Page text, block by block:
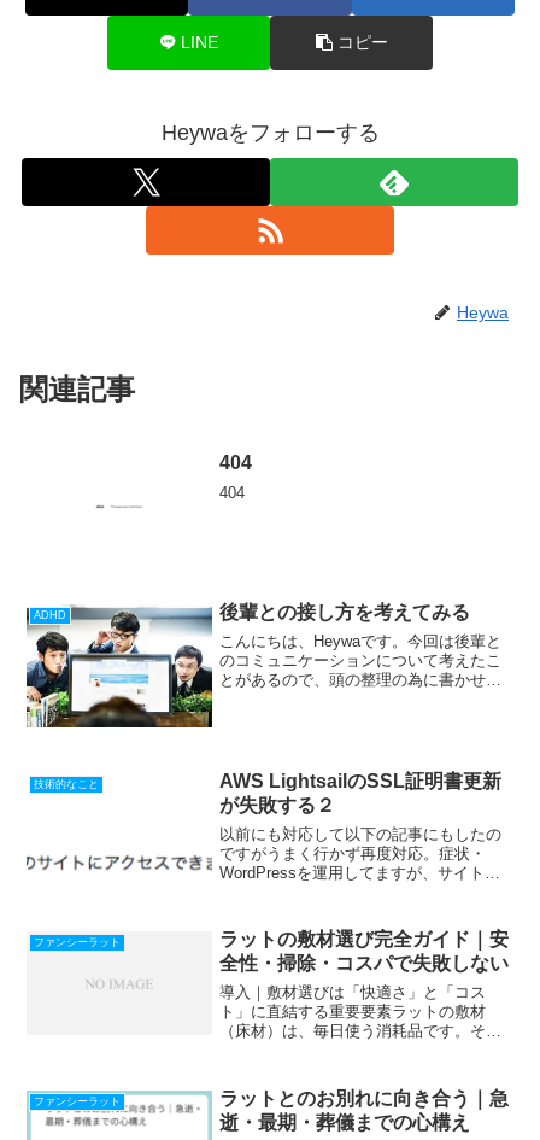
LINE コピー
Heywaをフォローする
Heywa
関連記事
404
404
ADHD 後輩との接し方を考えてみる
こんにちは、Heywaです。今回は後輩と
のコミュニケーションについて考えたこ
とがあるので、頭の整理の為に書かせて
技術的なこと
AWS LightsailのSSL証明書更新
が失敗する２
以前にも対応して以下の記事にもしたの
ですがうまく行かず再度対応。症状・
WordPressを運用してますが、サイトに
スに問題はなし・DNSで名前解決はでき
ている。（Pi...
ファンシーラット
ラットの敷材選び完全ガイド｜安
全性・掃除・コスパで失敗しない
導入｜敷材選びは「快適さ」と「コス
ト」に直結する重要要素ラットの敷材
（床材）は、毎日使う消耗品です。その
買い替え頻度が増えるといった問題が起
きやすくなります。私は...
ファンシーラット
ラットとのお別れに向き合う｜急
逝・最期・葬儀までの心構え